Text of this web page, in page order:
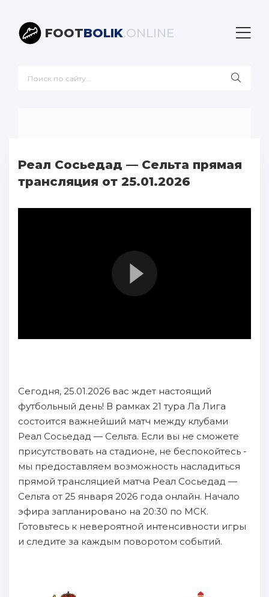
FOOTBOLIK.ONLINE
Реал Сосьедад — Сельта прямая
трансляция от 25.01.2026
Сегодня, 25.01.2026 вас ждет настоящий
футбольный день! В рамках 21 тура Ла Лига
состоится важнейший матч между клубами
Реал Сосьедад — Сельта. Если вы не сможете
присутствовать на стадионе, не беспокойтесь -
мы предоставляем возможность насладиться
прямой трансляцией матча Реал Сосьедад —
Сельта от 25 января 2026 года онлайн. Начало
эфира запланировано на 20:30 по МСК.
Готовьтесь к невероятной интенсивности игры
и следите за каждым поворотом событий.